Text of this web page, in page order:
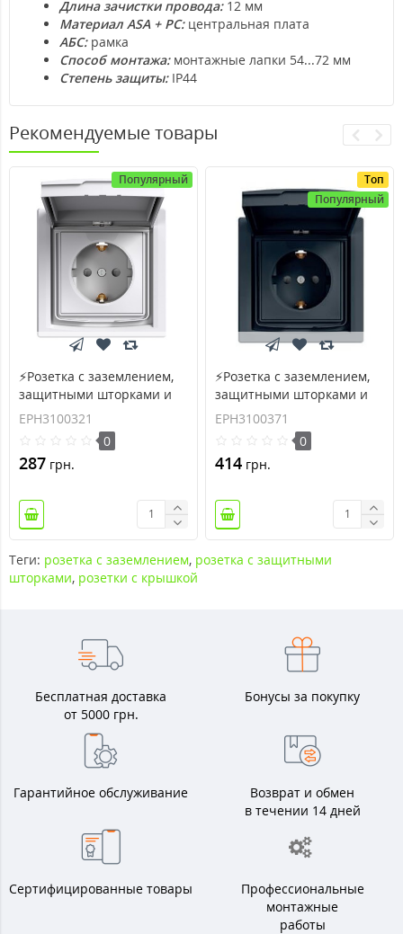
Длина зачистки провода: 12 мм
Материал ASA + PC: центральная плата
АБС:рамка
Способ монтажа:монтажные лапки 54...72 мм
Степень защиты:IP44
Рекомендуемые товары
Популярный
⚡Розетка с заземлением,
защитными шторками и
крышкой Asfora 16А IP44
белая (EPH3100321)
EPH3100321
0
287 грн.
Топ
Популярный
⚡Розетка с заземлением,
защитными шторками и
крышкой Asfora 16А IP44
антрацит (EPH3100371)
EPH3100371
0
414 грн.
Теги: розетка с заземлением, розетка с защитными
шторками, розетки с крышкой
Бесплатная доставка
от 5000 грн.
Бонусы за покупку
Гарантийное обслуживание
Возврат и обмен
в течении 14 дней
Сертифицированные товары
Профессиональные
монтажные
работы